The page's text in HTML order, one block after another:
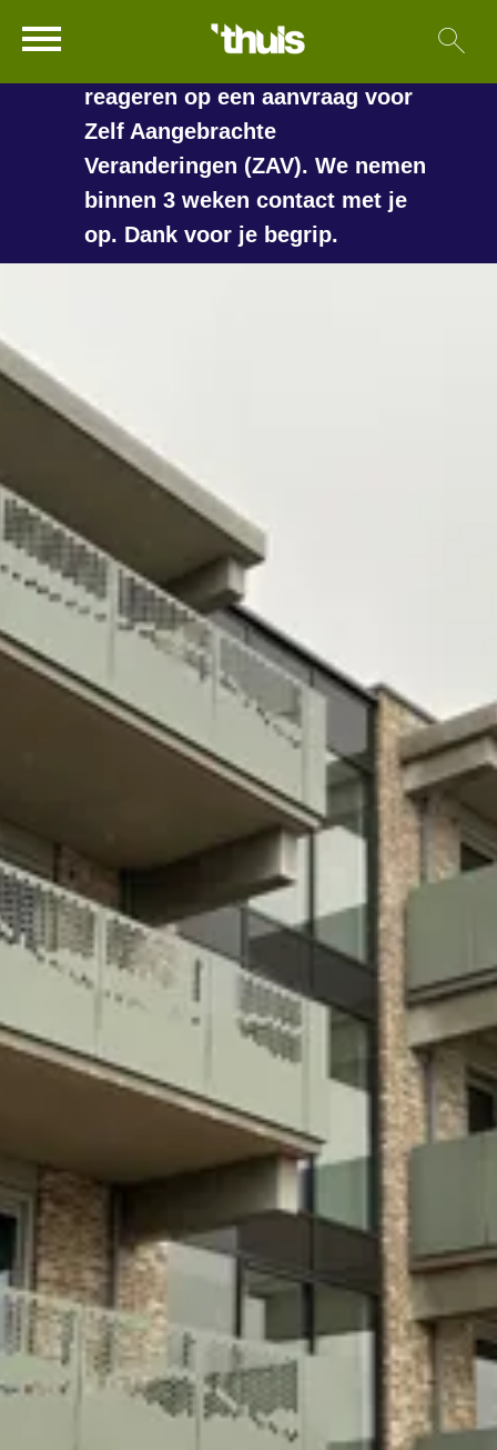
Naar hoofdinhoud
Naar hoofdnavigatiemenu
Naar zoeken
Naar de homepage
Ga naar Hoofd
langer duren voordat we
reageren op een aanvraag voor
Zelf Aangebrachte
Veranderingen (ZAV). We nemen
binnen 3 weken contact met je
op. Dank voor je begrip.